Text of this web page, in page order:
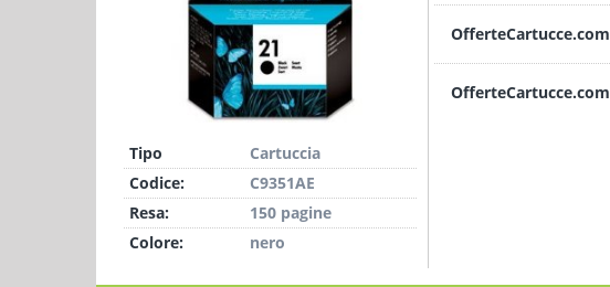
Tipo
Cartuccia
Codice:
C9351AE
Resa:
150 pagine
Colore:
nero
OfferteCartucce.com
OfferteCartucce.com